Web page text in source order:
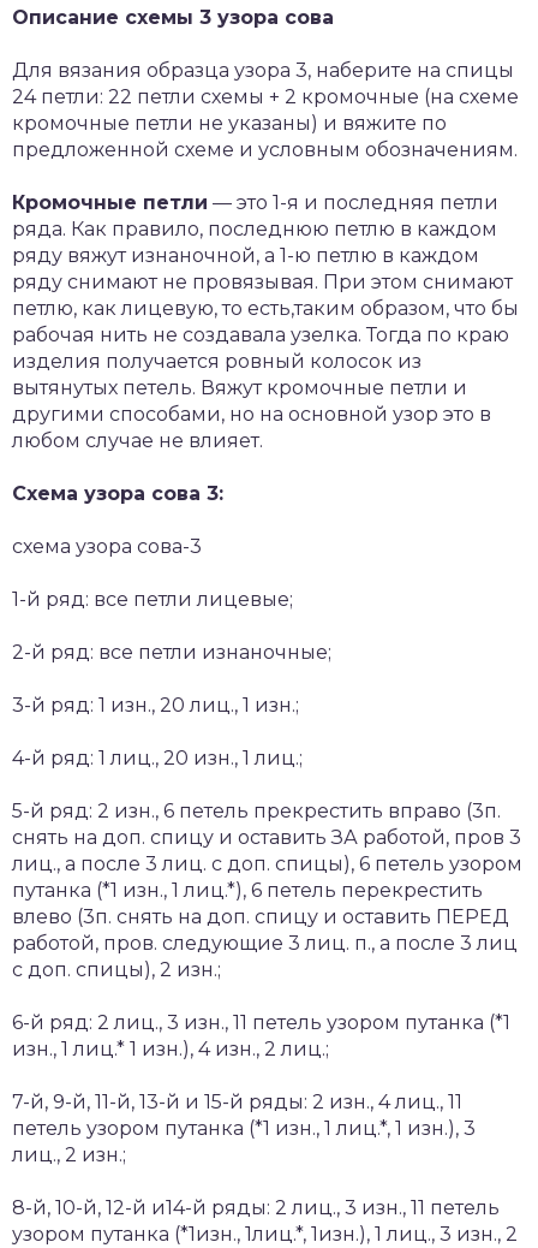
Описание схемы 3 узора сова
Для вязания образца узора 3, наберите на спицы
24 петли: 22 петли схемы + 2 кромочные (на схеме
кромочные петли не указаны) и вяжите по
предложенной схеме и условным обозначениям.
Кромочные петли — это 1-я и последняя петли
ряда. Как правило, последнюю петлю в каждом
ряду вяжут изнаночной, а 1-ю петлю в каждом
ряду снимают не провязывая. При этом снимают
петлю, как лицевую, то есть,таким образом, что бы
рабочая нить не создавала узелка. Тогда по краю
изделия получается ровный колосок из
вытянутых петель. Вяжут кромочные петли и
другими способами, но на основной узор это в
любом случае не влияет.
Схема узора сова 3:
схема узора сова-3
1-й ряд: все петли лицевые;
2-й ряд: все петли изнаночные;
3-й ряд: 1 изн., 20 лиц., 1 изн.;
4-й ряд: 1 лиц., 20 изн., 1 лиц.;
5-й ряд: 2 изн., 6 петель прекрестить вправо (3п.
снять на доп. спицу и оставить ЗА работой, пров 3
лиц., а после 3 лиц. с доп. спицы), 6 петель узором
путанка (*1 изн., 1 лиц.*), 6 петель перекрестить
влево (3п. снять на доп. спицу и оставить ПЕРЕД
работой, пров. следующие 3 лиц. п., а после 3 лиц
с доп. спицы), 2 изн.;
6-й ряд: 2 лиц., 3 изн., 11 петель узором путанка (*1
изн., 1 лиц.* 1 изн.), 4 изн., 2 лиц.;
7-й, 9-й, 11-й, 13-й и 15-й ряды: 2 изн., 4 лиц., 11
петель узором путанка (*1 изн., 1 лиц.*, 1 изн.), 3
лиц., 2 изн.;
8-й, 10-й, 12-й и14-й ряды: 2 лиц., 3 изн., 11 петель
узором путанка (*1изн., 1лиц.*, 1изн.), 1 лиц., 3 изн., 2